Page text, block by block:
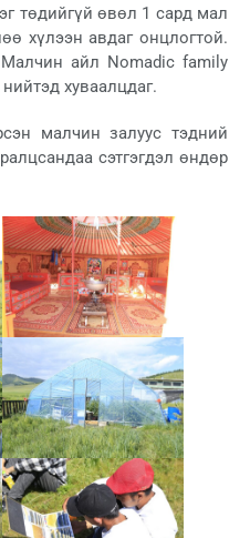
төдийгүй өвөл 1 сард мал
хүлээн авдаг онцлогтой.
Малчин айл Nomadic family
хуваалцдаг.
малчин залуус тэдний
сэтгэгдэл өндөр